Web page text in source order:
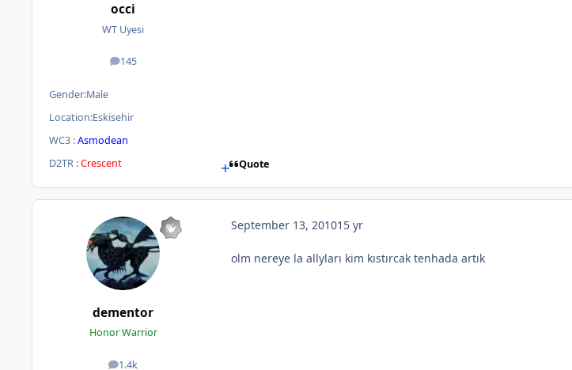
occi
WT Uyesi
145
posts
Gender:Male
Location:Eskisehir
WC3 :Asmodean
D2TR :Crescent Quote
dementor
Honor Warrior
1.4k
September 13, 201015 yr
olm nereye la allyları kim kıstırcak tenhada artık